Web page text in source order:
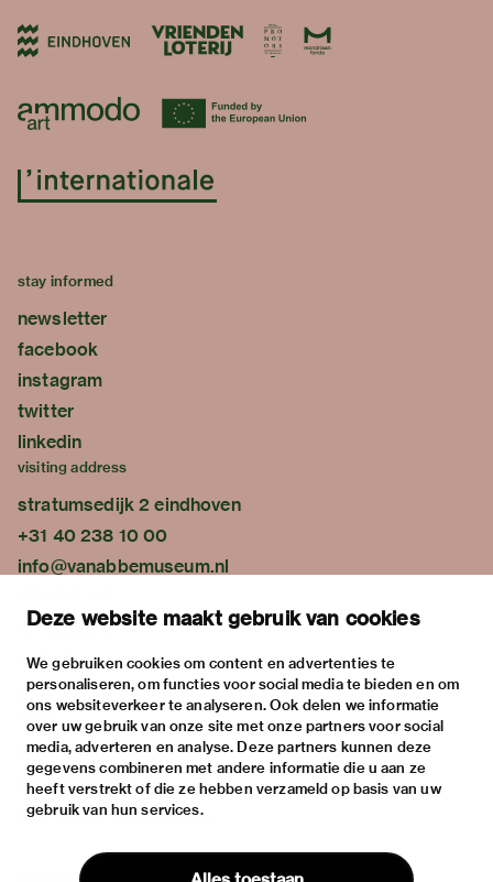
Deze website maakt gebruik van cookies
We gebruiken cookies om content en advertenties te
personaliseren, om functies voor social media te bieden en om
ons websiteverkeer te analyseren. Ook delen we informatie
over uw gebruik van onze site met onze partners voor social
media, adverteren en analyse. Deze partners kunnen deze
gegevens combineren met andere informatie die u aan ze
heeft verstrekt of die ze hebben verzameld op basis van uw
gebruik van hun services.
stay informed
newsletter
facebook
instagram
twitter
linkedin
visiting address
stratumsedijk 2 eindhoven
+31 40 238 10 00
info@vanabbemuseum.nl
exhibitions
activities
practical information
about
the museum
the collection
foundations & partners